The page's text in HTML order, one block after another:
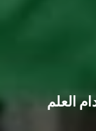
العلم